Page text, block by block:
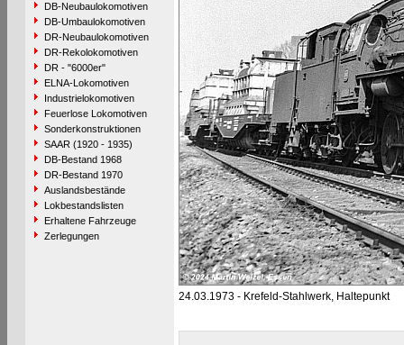
DB-Neubaulokomotiven
DB-Umbaulokomotiven
DR-Neubaulokomotiven
DR-Rekolokomotiven
DR - "6000er"
ELNA-Lokomotiven
Industrielokomotiven
Feuerlose Lokomotiven
Sonderkonstruktionen
SAAR (1920 - 1935)
DB-Bestand 1968
DR-Bestand 1970
Auslandsbestände
Lokbestandslisten
Erhaltene Fahrzeuge
Zerlegungen
24.03.1973 - Krefeld-Stahlwerk, Haltepunkt